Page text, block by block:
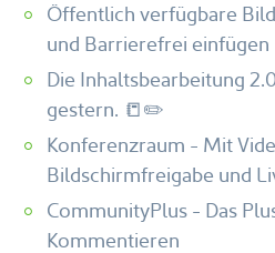
Öffentlich verfügbare
und Barrierefrei einfügen
Die Inhaltsbearbeitung
gestern. 📒✏️
Konferenzraum - Mit
Bildschirmfreigabe und
CommunityPlus - Das
Kommentieren